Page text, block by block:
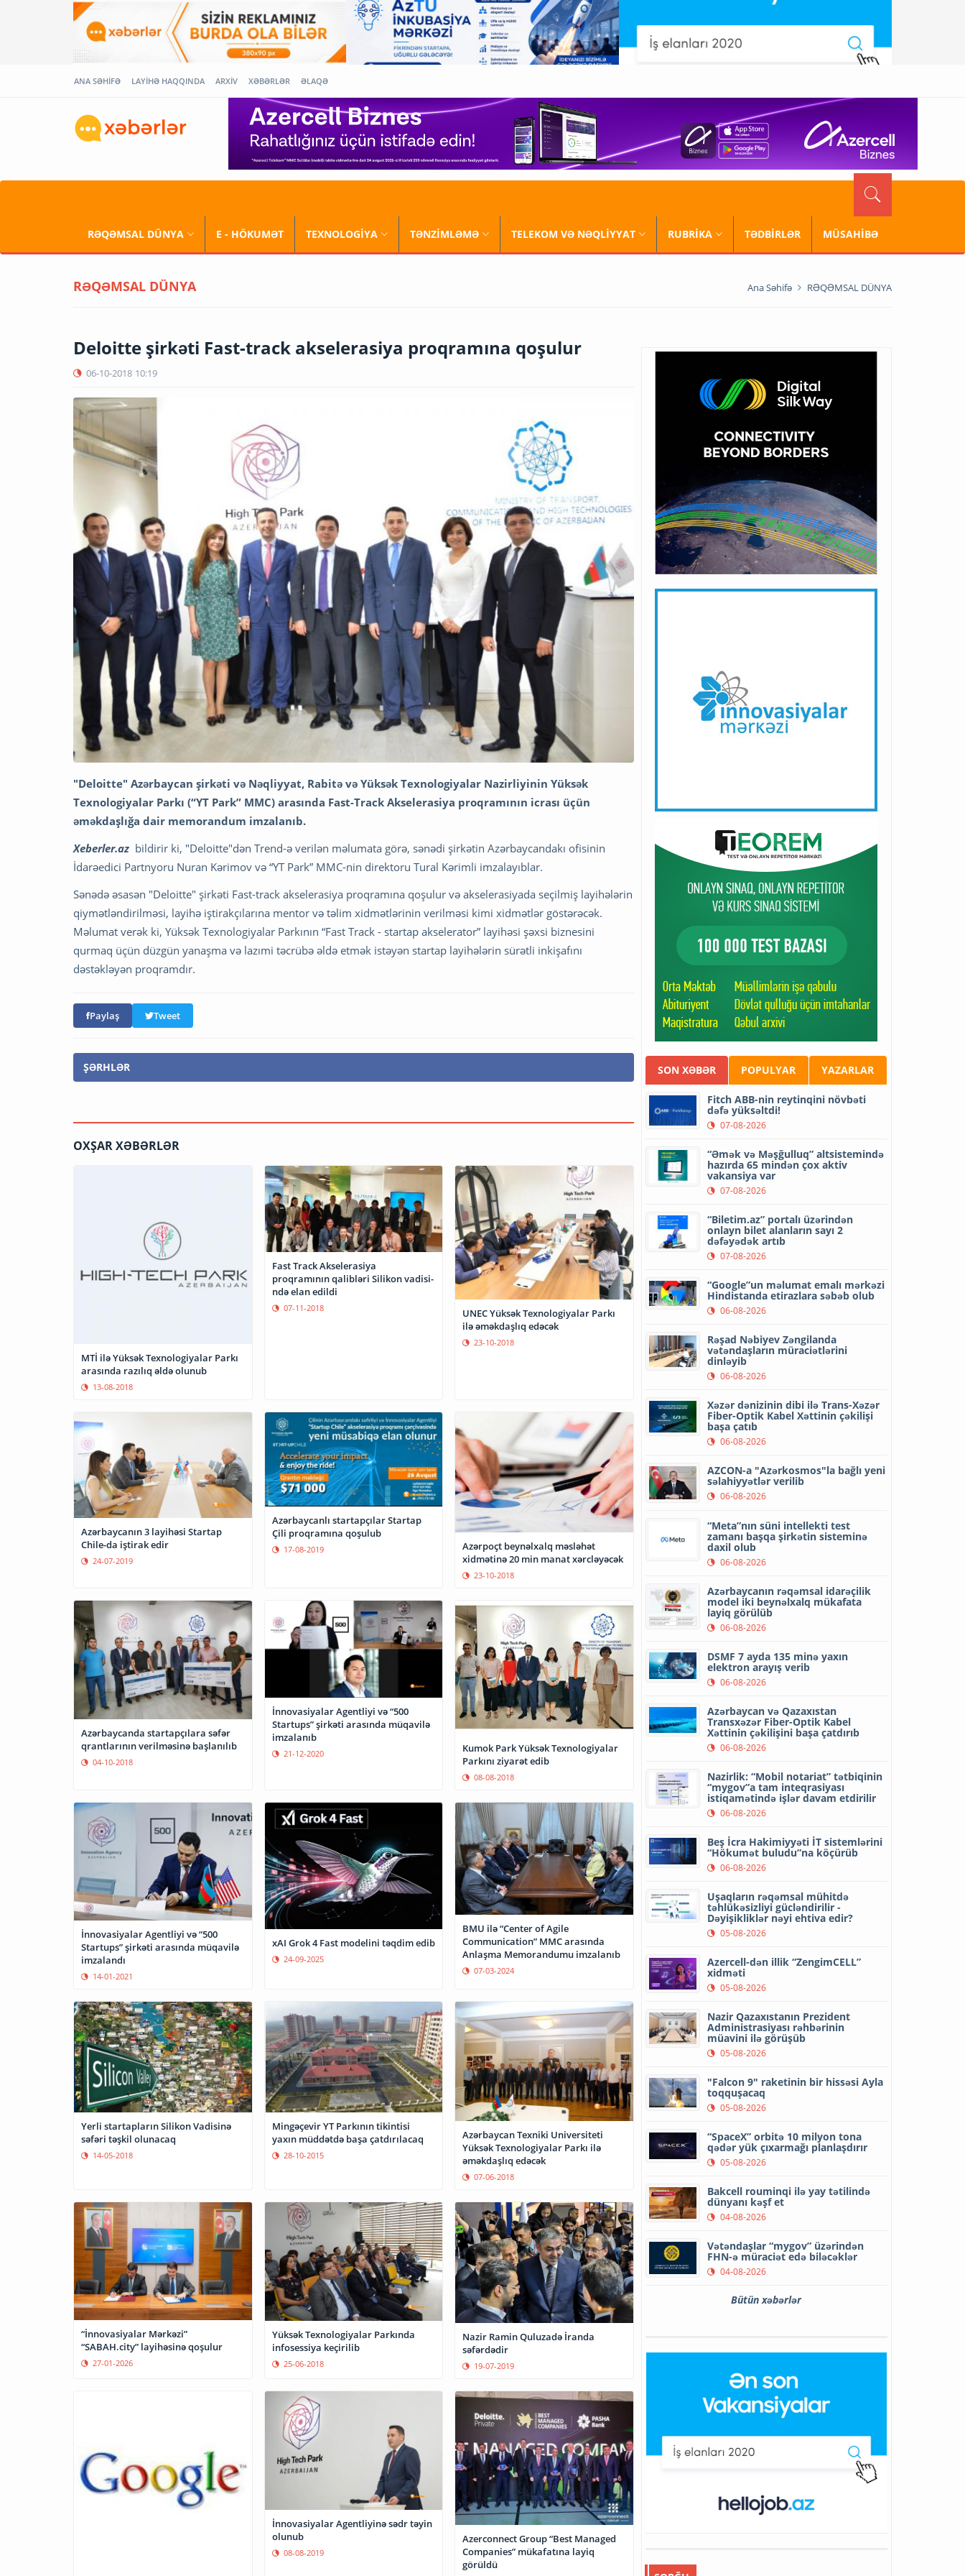
ANA SƏHİFƏ LAYİHƏ HAQQINDA ARXİV XƏBƏRLƏR ƏLAQƏ
RƏQƏMSAL DÜNYA E - HÖKUMƏT TEXNOLOGİYA TƏNZİMLƏMƏ TELEKOM VƏ NƏQLİYYAT RUBRİKA TƏDBİRLƏR MÜSAHİBƏ
RƏQƏMSAL DÜNYA Ana Səhifə RƏQƏMSAL DÜNYA
Deloitte şirkəti Fast-track akselerasiya proqramına qoşulur
06-10-2018 10:19
"Deloitte" Azərbaycan şirkəti və Nəqliyyat, Rabitə və Yüksək Texnologiyalar Nazirliyinin Yüksək
Texnologiyalar Parkı (“YT Park” MMC) arasında Fast-Track Akselerasiya proqramının icrası üçün
əməkdaşlığa dair memorandum imzalanıb.
Xeberler.az bildirir ki, "Deloitte"dən Trend-ə verilən məlumata görə, sənədi şirkətin Azərbaycandakı ofisinin
İdarəedici Partnyoru Nuran Kərimov və “YT Park” MMC-nin direktoru Tural Kərimli imzalayıblar.
Sənədə əsasən "Deloitte" şirkəti Fast-track akselerasiya proqramına qoşulur və akselerasiyada seçilmiş layihələrin
qiymətləndirilməsi, layihə iştirakçılarına mentor və təlim xidmətlərinin verilməsi kimi xidmətlər göstərəcək.
Məlumat verək ki, Yüksək Texnologiyalar Parkının “Fast Track - startap akselerator” layihəsi şəxsi biznesini
qurmaq üçün düzgün yanaşma və lazımi təcrübə əldə etmək istəyən startap layihələrin sürətli inkişafını
dəstəkləyən proqramdır.
Paylaş Tweet
ŞƏRHLƏR
OXŞAR XƏBƏRLƏR
MTİ ilə Yüksək Texnologiyalar Parkı
arasında razılıq əldə olunub
13-08-2018
Fast Track Akselerasiya
proqramının qalibləri Silikon vadisi-
ndə elan edildi
07-11-2018
UNEC Yüksək Texnologiyalar Parkı
ilə əməkdaşlıq edəcək
23-10-2018
Azərbaycanın 3 layihəsi Startap
Chile-da iştirak edir
24-07-2019
Azərbaycanlı startapçılar Startap
Çili proqramına qoşulub
17-08-2019
Azərpoçt beynəlxalq məsləhət
xidmətinə 20 min manat xərcləyəcək
23-10-2018
Azərbaycanda startapçılara səfər
qrantlarının verilməsinə başlanılıb
04-10-2018
İnnovasiyalar Agentliyi və “500
Startups” şirkəti arasında müqavilə
imzalanıb
21-12-2020
Kumok Park Yüksək Texnologiyalar
Parkını ziyarət edib
08-08-2018
İnnovasiyalar Agentliyi və “500
Startups” şirkəti arasında müqavilə
imzalandı
14-01-2021
xAI Grok 4 Fast modelini təqdim edib
24-09-2025
BMU ilə “Center of Agile
Communication” MMC arasında
Anlaşma Memorandumu imzalanıb
07-03-2024
Yerli startapların Silikon Vadisinə
səfəri təşkil olunacaq
14-05-2018
Mingəçevir YT Parkının tikintisi
yaxın müddətdə başa çatdırılacaq
28-10-2015
Azərbaycan Texniki Universiteti
Yüksək Texnologiyalar Parkı ilə
əməkdaşlıq edəcək
07-06-2018
“İnnovasiyalar Mərkəzi”
“SABAH.city” layihəsinə qoşulur
27-01-2026
Yüksək Texnologiyalar Parkında
infosessiya keçirilib
25-06-2018
Nazir Ramin Quluzadə İranda
səfərdədir
19-07-2019
İnnovasiyalar Agentliyinə sədr təyin
olunub
08-08-2019
Azerconnect Group “Best Managed
Companies” mükafatına layiq
görüldü
SON XƏBƏR POPULYAR YAZARLAR
Fitch ABB-nin reytinqini növbəti
dəfə yüksəltdi!
07-08-2026
“Əmək və Məşğulluq” altsistemində
hazırda 65 mindən çox aktiv
vakansiya var
07-08-2026
“Biletim.az” portalı üzərindən
onlayn bilet alanların sayı 2
dəfəyədək artıb
07-08-2026
“Google”un məlumat emalı mərkəzi
Hindistanda etirazlara səbəb olub
06-08-2026
Rəşad Nəbiyev Zəngilanda
vətəndaşların müraciətlərini
dinləyib
06-08-2026
Xəzər dənizinin dibi ilə Trans-Xəzər
Fiber-Optik Kabel Xəttinin çəkilişi
başa çatıb
06-08-2026
AZCON-a "Azərkosmos"la bağlı yeni
səlahiyyətlər verilib
06-08-2026
“Meta”nın süni intellekti test
zamanı başqa şirkətin sisteminə
daxil olub
06-08-2026
Azərbaycanın rəqəmsal idarəçilik
model iki beynəlxalq mükafata
layiq görülüb
06-08-2026
DSMF 7 ayda 135 minə yaxın
elektron arayış verib
06-08-2026
Azərbaycan və Qazaxıstan
Transxəzər Fiber-Optik Kabel
Xəttinin çəkilişini başa çatdırıb
06-08-2026
Nazirlik: “Mobil notariat” tətbiqinin
“mygov”a tam inteqrasiyası
istiqamətində işlər davam etdirilir
06-08-2026
Beş İcra Hakimiyyəti İT sistemlərini
“Hökumət buludu”na köçürüb
06-08-2026
Uşaqların rəqəmsal mühitdə
təhlükəsizliyi gücləndirilir -
Dəyişikliklər nəyi ehtiva edir?
05-08-2026
Azercell-dən illik “ZengimCELL”
xidməti
05-08-2026
Nazir Qazaxıstanın Prezident
Administrasiyası rəhbərinin
müavini ilə görüşüb
05-08-2026
"Falcon 9" raketinin bir hissəsi Ayla
toqquşacaq
05-08-2026
“SpaceX” orbitə 10 milyon tona
qədər yük çıxarmağı planlaşdırır
05-08-2026
Bakcell rouminqi ilə yay tətilində
dünyanı kəşf et
04-08-2026
Vətəndaşlar “mygov” üzərindən
FHN-ə müraciət edə biləcəklər
04-08-2026
Bütün xəbərlər